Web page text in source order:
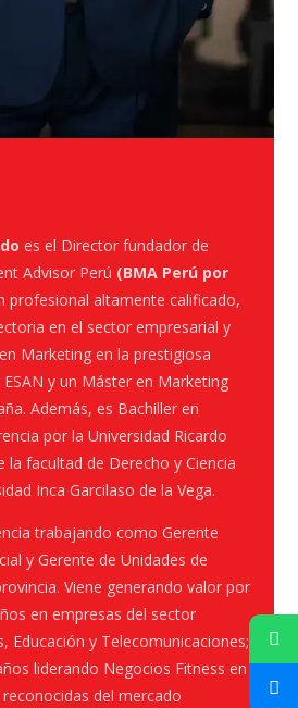
es el Director fundador de
Advisor Perú (BMA Perú por
profesional altamente calificado,
en el sector empresarial y
Marketing en la prestigiosa
y un Máster en Marketing
Además, es Bachiller en
por la Universidad Ricardo
la facultad de Derecho y Ciencia
Inca Garcilaso de la Vega.
trabajando como Gerente
y Gerente de Unidades de
Viene generando valor por
en empresas del sector
Educación y Telecomunicaciones;
liderando Negocios Fitness en
del mercado